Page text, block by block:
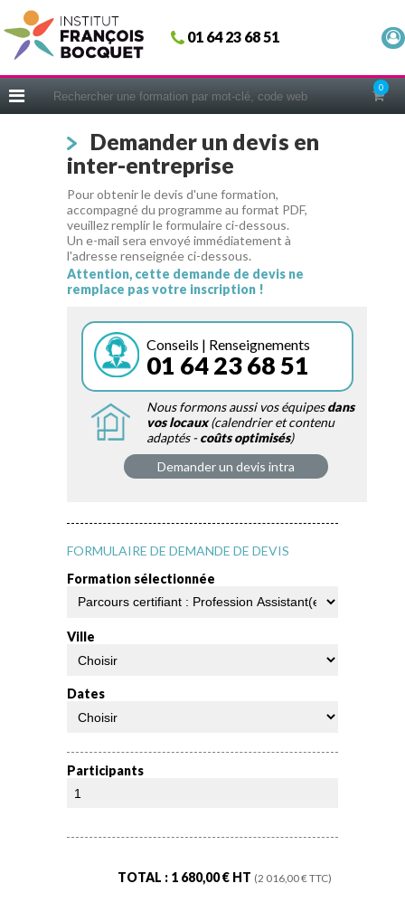
01 64 23 68 51
0
Fermer
ACCUEIL
CERIFICATIONS
INTRAS | SUR-MESURE
COACHING
EN PRATIQUE
NOUS CONNAÎTRE
CONSEILS MICRO-COACHING
WEBINAIRES
QUESTIONNAIRE GRATUIT
Demander un devis en
inter-entreprise
Pour obtenir le devis d'une formation,
accompagné du programme au format PDF,
veuillez remplir le formulaire ci-dessous.
Un e-mail sera envoyé immédiatement à
l'adresse renseignée ci-dessous.
Attention, cette demande de devis ne
remplace pas votre inscription !
Conseils | Renseignements
01 64 23 68 51
Nous formons aussi vos équipesdans
vos locaux(calendrier et contenu
adaptés -coûts optimisés)
Demander un devis intra
FORMULAIRE DE DEMANDE DE DEVIS
Formation sélectionnée
Ville
Dates
Participants
TOTAL : 1 680,00€ HT (2 016,00€ TTC)